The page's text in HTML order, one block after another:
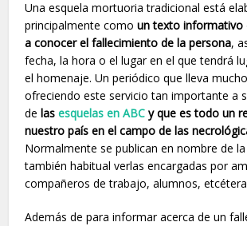
Una esquela mortuoria tradicional está
principalmente comoun texto informativo
a conocer el fallecimiento de la persona,
fecha, la hora o el lugar en el que tendrá
el homenaje. Un periódico que lleva
ofreciendo este servicio tan importante a
delasesquelas en ABC y que es todo un
nuestro país en el campo de las
Normalmente se publican en nombre de
también habitual verlas encargadas por
compañeros de trabajo, alumnos,
Además de para informar acerca de un